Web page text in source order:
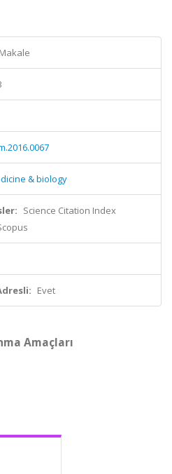
& biology
Science Citation Index
Evet
Amaçları